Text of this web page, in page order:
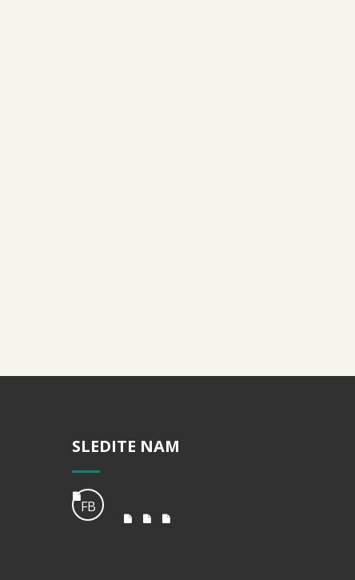
SLEDITE NAM
FB